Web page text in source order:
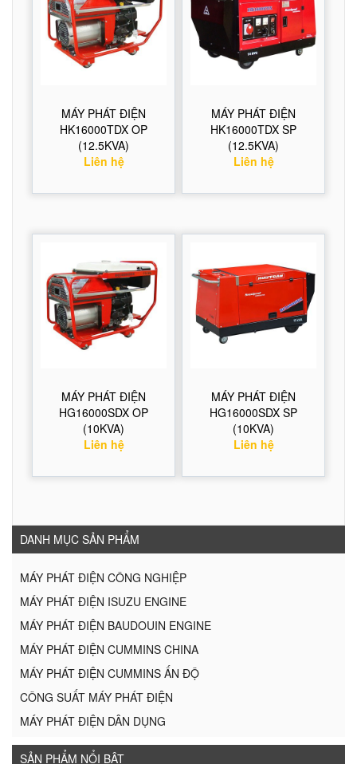
MÁY PHÁT ĐIỆN
HK16000TDX OP
(12.5KVA)
Liên hệ
MÁY PHÁT ĐIỆN
HK16000TDX SP
(12.5KVA)
Liên hệ
MÁY PHÁT ĐIỆN
HG16000SDX OP
(10KVA)
Liên hệ
MÁY PHÁT ĐIỆN
HG16000SDX SP
(10KVA)
Liên hệ
DANH MỤC SẢN PHẨM
MÁY PHÁT ĐIỆN CÔNG NGHIỆP
MÁY PHÁT ĐIỆN ISUZU ENGINE
MÁY PHÁT ĐIỆN BAUDOUIN ENGINE
MÁY PHÁT ĐIỆN CUMMINS CHINA
MÁY PHÁT ĐIỆN CUMMINS ẤN ĐỘ
CÔNG SUẤT MÁY PHÁT ĐIỆN
MÁY PHÁT ĐIỆN DÂN DỤNG
SẢN PHẨM NỔI BẬT